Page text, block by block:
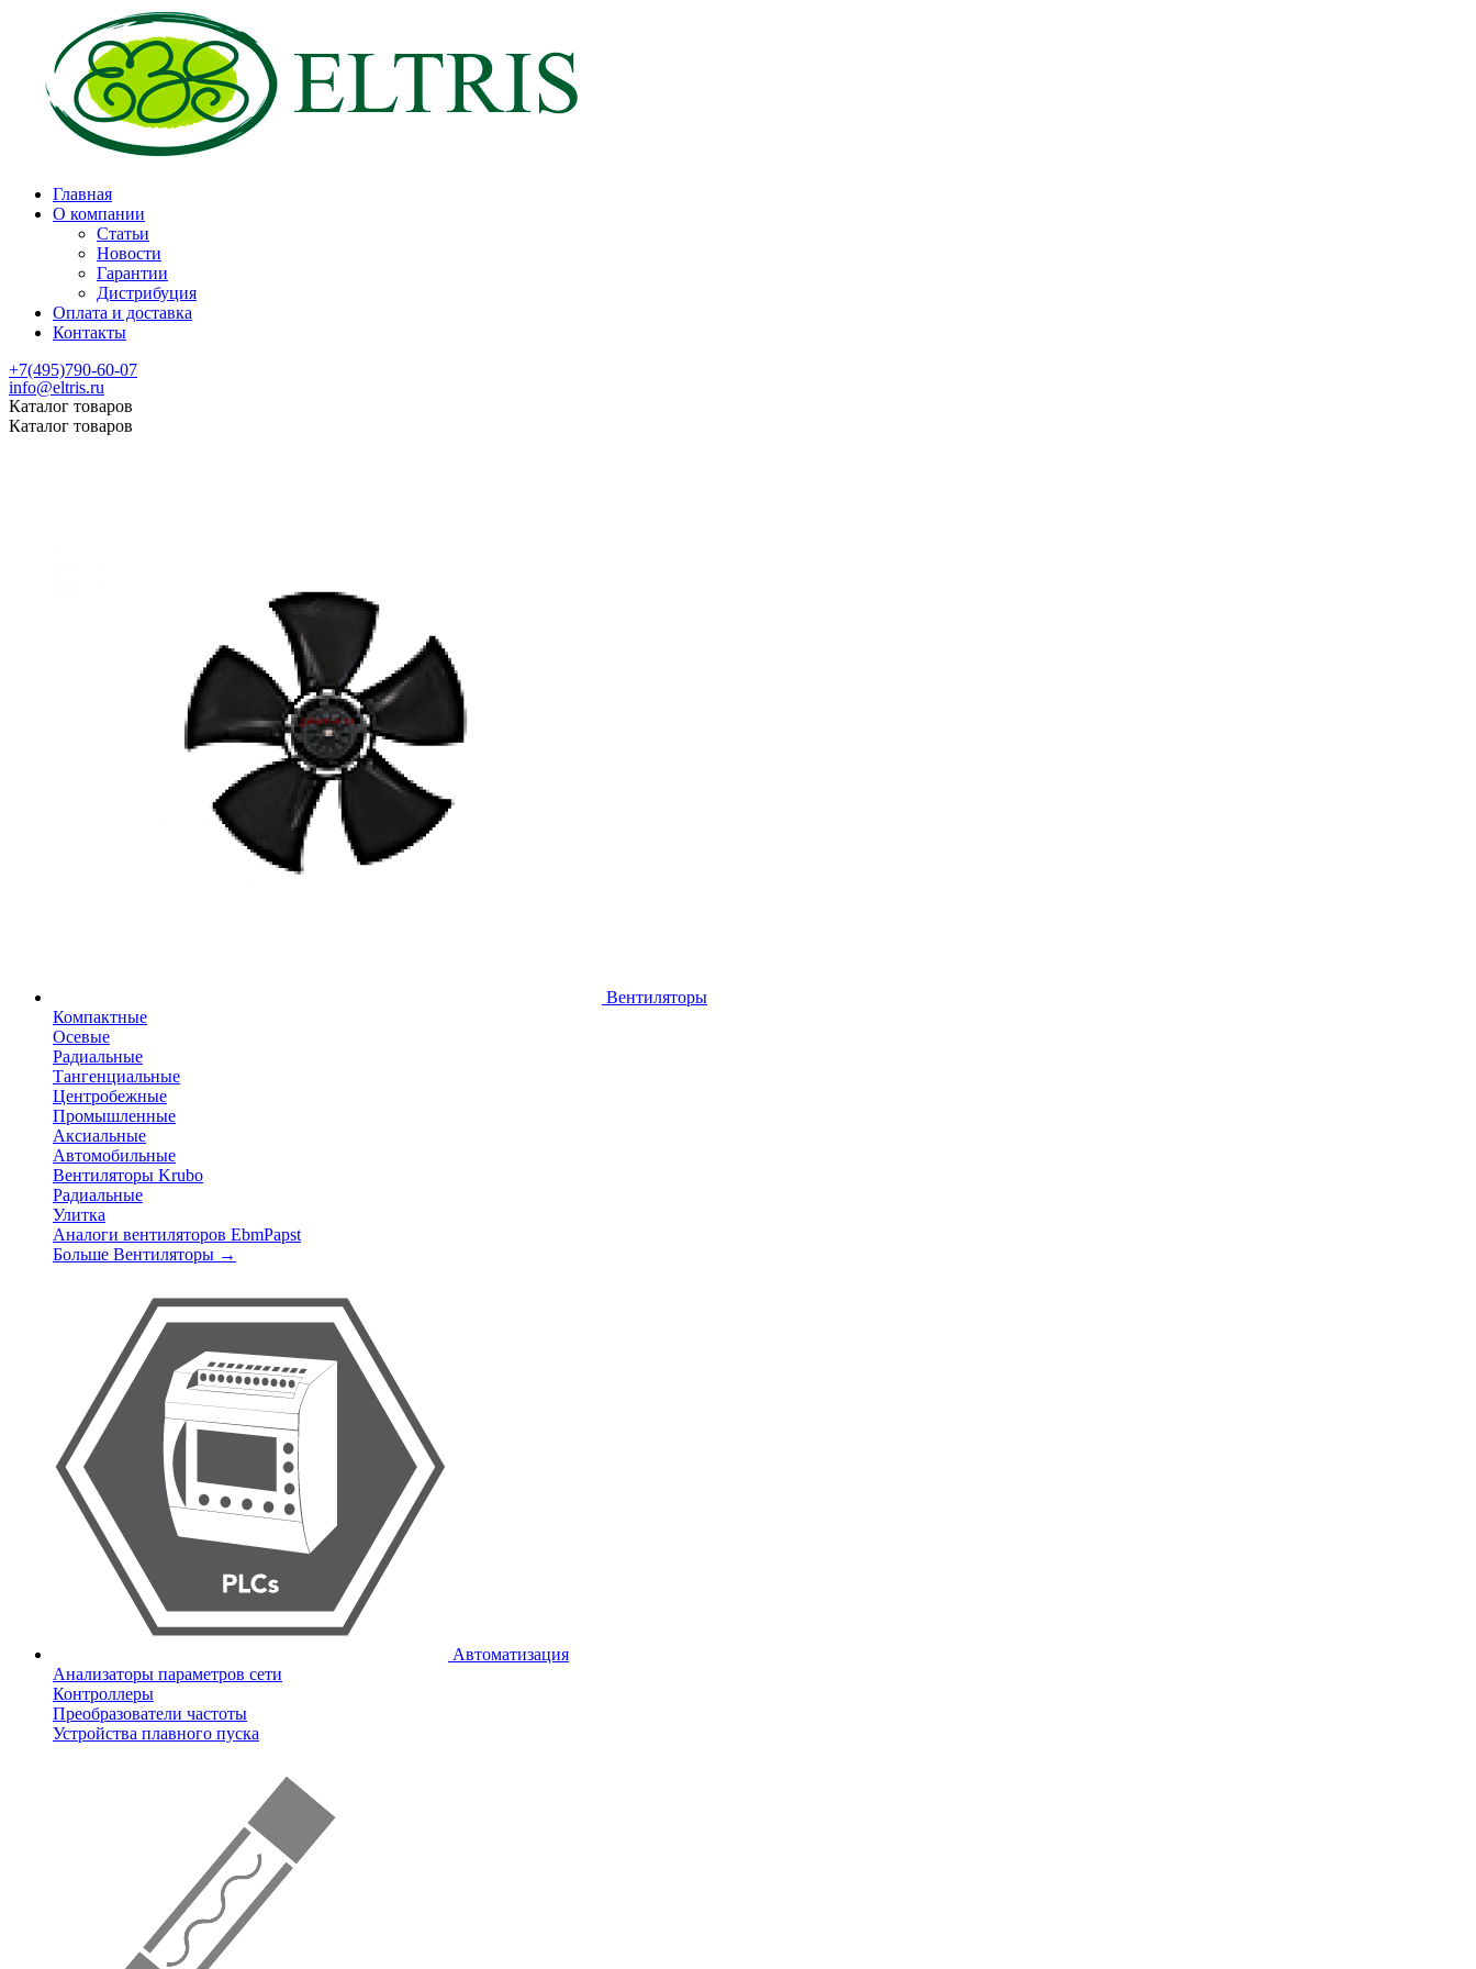
Главная
О компании
Статьи
Новости
Гарантии
Дистрибуция
Оплата и доставка
Контакты
+7(495)790-60-07
info@eltris.ru
Каталог товаров
Каталог товаров
Вентиляторы
Компактные
Осевые
Радиальные
Тангенциальные
Центробежные
Промышленные
Аксиальные
Автомобильные
Вентиляторы Krubo
Радиальные
Улитка
Аналоги вентиляторов EbmPapst
Больше Вентиляторы →
Автоматизация
Анализаторы параметров сети
Контроллеры
Преобразователи частоты
Устройства плавного пуска